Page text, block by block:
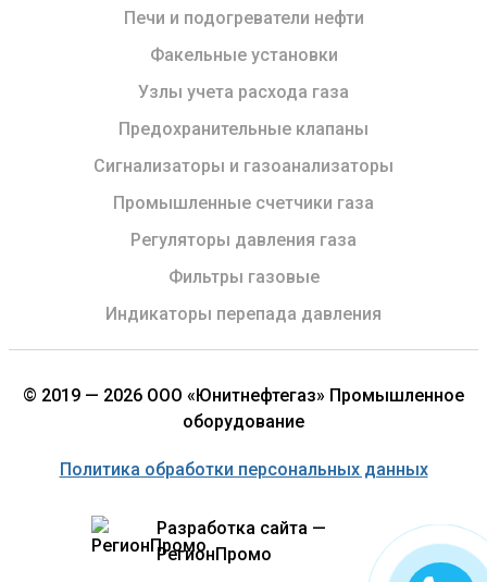
Печи и подогреватели нефти
Факельные установки
Узлы учета расхода газа
Предохранительные клапаны
Сигнализаторы и газоанализаторы
Промышленные счетчики газа
Регуляторы давления газа
Фильтры газовые
Индикаторы перепада давления
© 2019 — 2026 ООО «Юнитнефтегаз» Промышленное
оборудование
Политика обработки персональных данных
Разработка сайта —
РегионПромо